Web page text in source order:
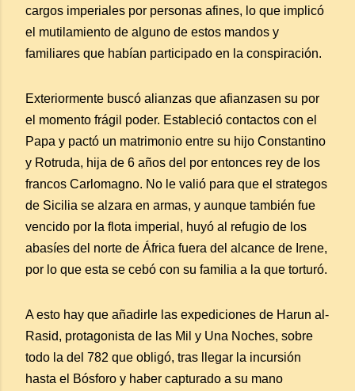
cargos imperiales por personas afines, lo que implicó
el mutilamiento de alguno de estos mandos y
familiares que habían participado en la conspiración.
Exteriormente buscó alianzas que afianzasen su por
el momento frágil poder. Estableció contactos con el
Papa y pactó un matrimonio entre su hijo Constantino
y Rotruda, hija de 6 años del por entonces rey de los
francos Carlomagno. No le valió para que el strategos
de Sicilia se alzara en armas, y aunque también fue
vencido por la flota imperial, huyó al refugio de los
abasíes del norte de África fuera del alcance de Irene,
por lo que esta se cebó con su familia a la que torturó.
A esto hay que añadirle las expediciones de Harun al-
Rasid, protagonista de las Mil y Una Noches, sobre
todo la del 782 que obligó, tras llegar la incursión
hasta el Bósforo y haber capturado a su mano